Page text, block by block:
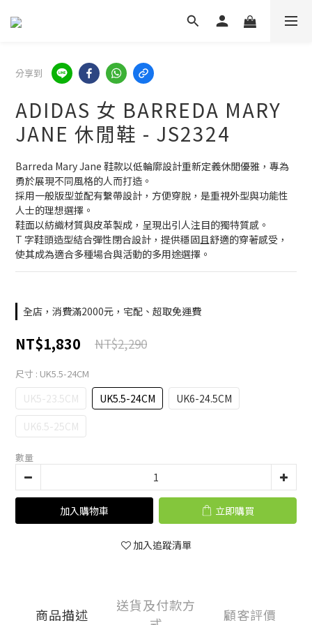
分享到
ADIDAS 女 BARREDA MARY
JANE 休閒鞋 - JS2324
Barreda Mary Jane 鞋款以低輪廓設計重新定義休閒優雅，專為
勇於展現不同風格的人而打造。
採用一般版型並配有繫帶設計，方便穿脫，是重視外型與功能性
人士的理想選擇。
鞋面以紡織材質與皮革製成，呈現出引人注目的獨特質感。
T 字鞋頭造型結合彈性閉合設計，提供穩固且舒適的穿著感受，
使其成為適合多種場合與活動的多用途選擇。
全店，消費滿2000元，宅配、超取免運費
NT$1,830 NT$2,290
尺寸 : UK5.5-24CM
UK5-23.5CM UK5.5-24CM
UK6-24.5CM
UK6.5-25CM
數量
加入購物車 立即購買
加入追蹤清單
商品描述
送貨及付款方
顧客評價